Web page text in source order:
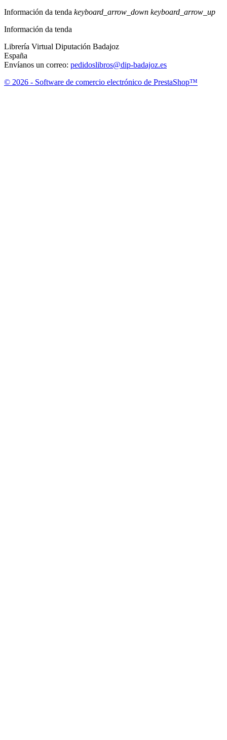
Información da tenda keyboard_arrow_down keyboard_arrow_up
Información da tenda
Librería Virtual Diputación Badajoz
España
Envíanos un correo: pedidoslibros@dip-badajoz.es
© 2026 - Software de comercio electrónico de PrestaShop™